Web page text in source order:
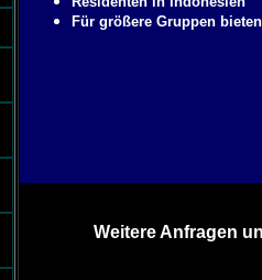
Für größere Gruppen
Weitere Anfragen